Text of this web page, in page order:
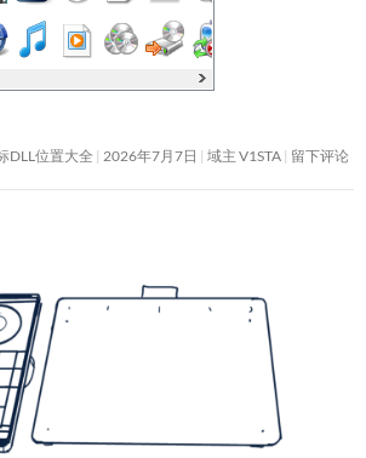
DLL位置大全 2026年7月7日 域主 V1STA 留下评论